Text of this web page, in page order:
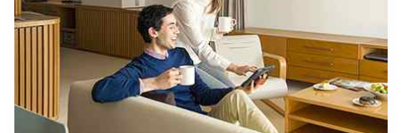
映画クレヨンしんちゃん
奇々怪々！オラの妖怪バケ～
チケット(半券)優待サービス
～
（月）
ット 東京